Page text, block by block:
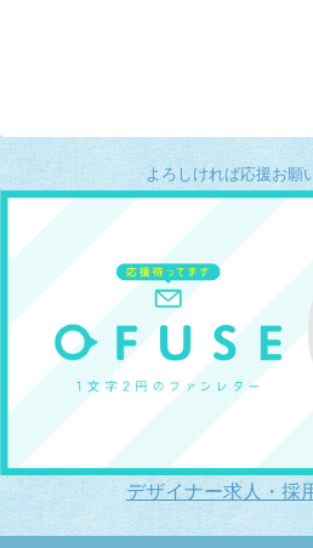
よろしければ応援お願
デザイナー求人・採